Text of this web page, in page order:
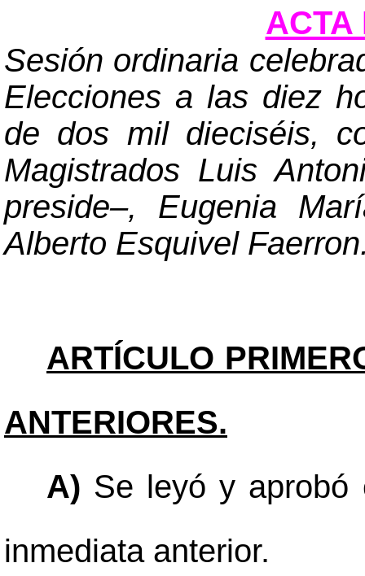
ACTA
Sesión ordinaria
Elecciones a las diez
de dos mil dieciséis,
Magistrados Luis
preside–, Eugenia
Alberto Esquivel
ARTÍCULO
ANTERIORES.
A) Se leyó y aprobó
inmediata anterior.